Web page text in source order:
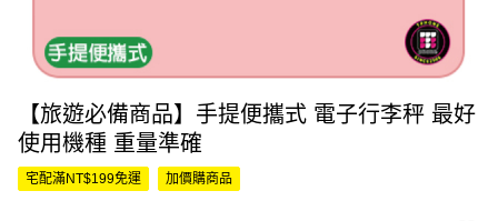
【旅遊必備商品】手提便攜式 電子行李秤 最好
使用機種 重量準確
宅配滿NT$199免運 加價購商品